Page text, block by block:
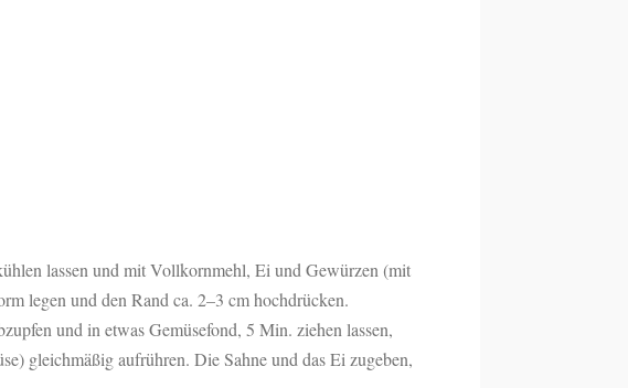
lassen und mit Vollkornmehl, Ei und Gewürzen (mit
legen und den Rand ca. 2–3 cm hochdrücken.
und in etwas Gemüsefond, 5 Min. ziehen lassen,
gleichmäßig aufrühren. Die Sahne und das Ei zugeben,